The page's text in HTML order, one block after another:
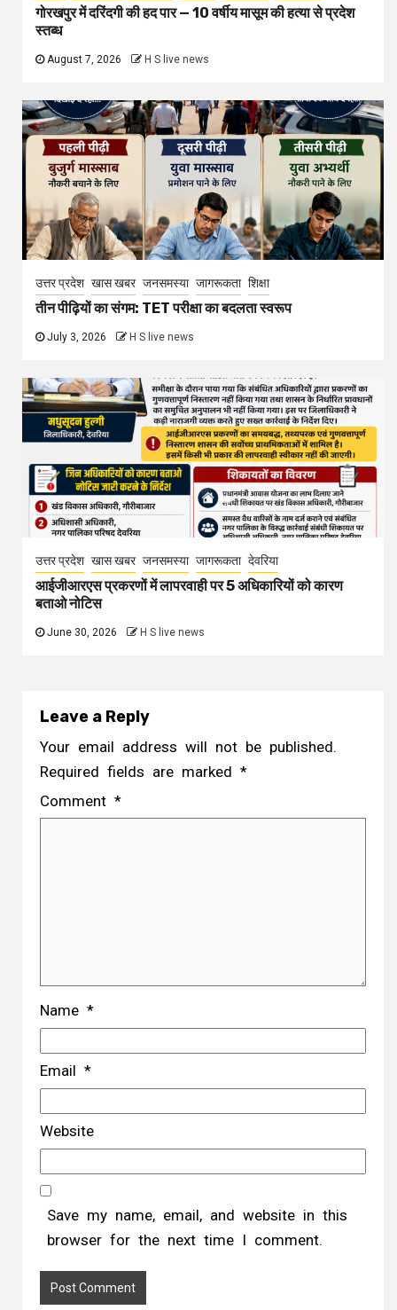
गोरखपुर में दरिंदगी की हद पार — 10 वर्षीय मासूम की हत्या से प्रदेश
स्तब्ध
August 7, 2026 H S live news
उत्तर प्रदेश खास खबर जनसमस्या जागरूकता शिक्षा
तीन पीढ़ियों का संगम: TET परीक्षा का बदलता स्वरूप
July 3, 2026 H S live news
उत्तर प्रदेश खास खबर जनसमस्या जागरूकता देवरिया
आईजीआरएस प्रकरणों में लापरवाही पर 5 अधिकारियों को कारण
बताओ नोटिस
June 30, 2026 H S live news
Leave a Reply
Your email address will not be published.
Required fields are marked *
Comment *
Name *
Email *
Website
Save my name, email, and website in this
browser for the next time I comment.